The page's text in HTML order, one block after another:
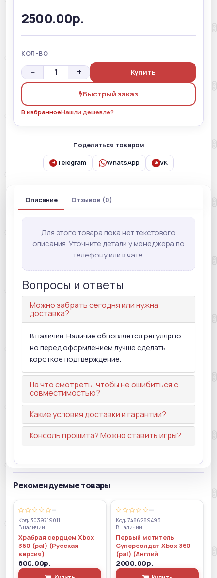
2500.00р.
КОЛ-ВО
− + Купить
Быстрый заказ
В избранноеНашли дешевле?
Поделиться товаром
Telegram WhatsApp VK
Описание Отзывов (0)
Для этого товара пока нет текстового
описания. Уточните детали у менеджера по
телефону или в чате.
Вопросы и ответы
Можно забрать сегодня или нужна
доставка?
В наличии. Наличие обновляется регулярно,
но перед оформлением лучше сделать
короткое подтверждение.
На что смотреть, чтобы не ошибиться с
совместимостью?
Какие условия доставки и гарантии?
Консоль прошита? Можно ставить игры?
Рекомендуемые товары
—
Код: 3039719011
В наличии
Храбрая сердцем Xbox
360 (pal) (Русская
версия)
800.00р.
—
Код: 7486289493
В наличии
Первый мститель
Суперсолдат Xbox 360
(pal) (Англий
2000.00р.